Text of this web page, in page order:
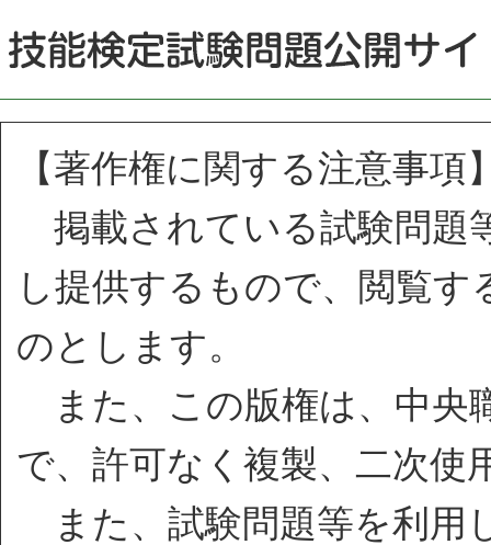
【著作権に関する注意事項
掲載されている試験問題
し提供するもので、閲覧
のとします。
また、この版権は、中央
で、許可なく複製、二次使
また、試験問題等を利用